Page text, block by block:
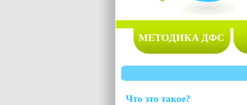
МЕТОДИКА ДФС
Что это такое?